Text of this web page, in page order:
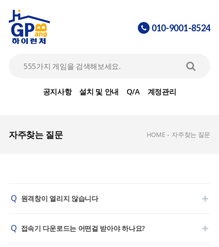
공지사항 설치 및 안내 Q/A 계정관리
010-9001-8524
자주찾는 질문 HOME - 자주찾는 질문
Q 원격창이 열리지 않습니다
Q 접속기 다운로드는 어떤걸 받아야 하나요?